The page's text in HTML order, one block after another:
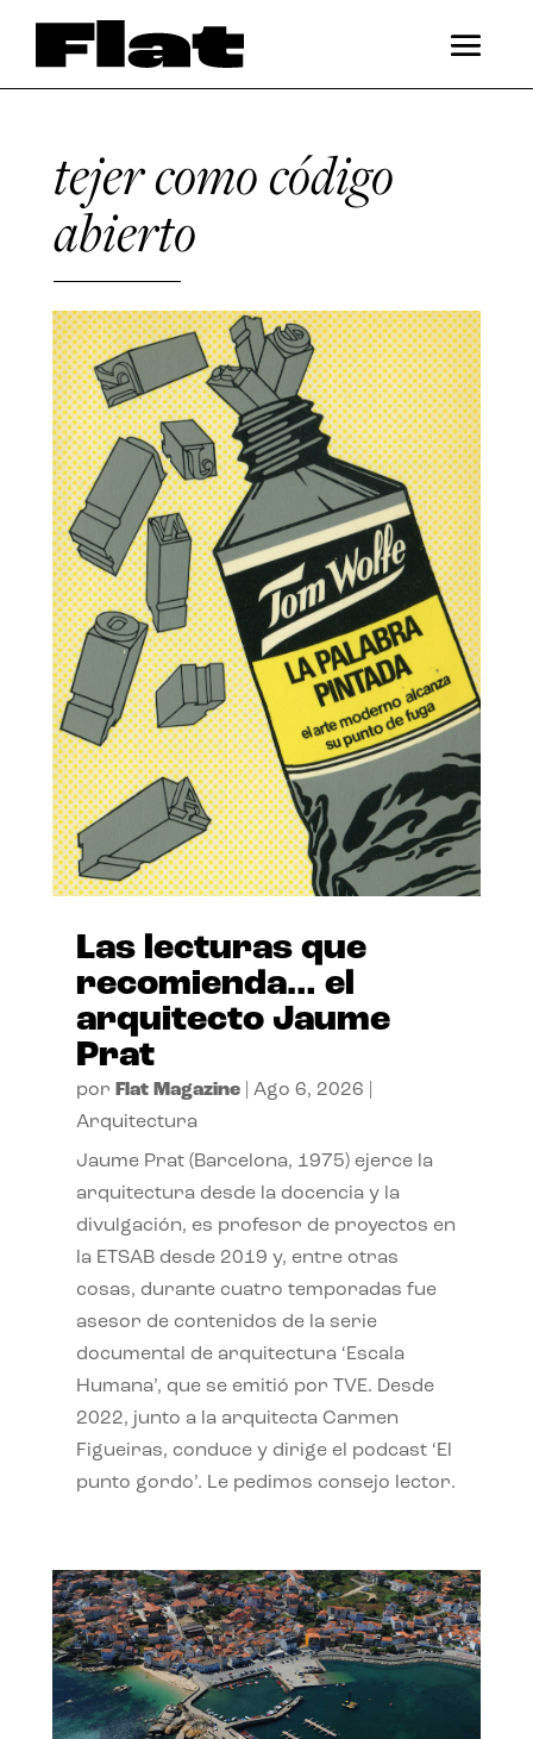
tejer como código
abierto
Las lecturas que
recomienda… el
arquitecto Jaume
Prat
por Flat Magazine| Ago 6, 2026
Arquitectura
Jaume Prat (Barcelona, 1975) ejerce la
arquitectura desde la docencia y la
divulgación, es profesor de proyectos en
la ETSAB desde 2019 y, entre otras
cosas, durante cuatro temporadas fue
asesor de contenidos de la serie
documental de arquitectura ‘Escala
Humana’, que se emitió por TVE. Desde
2022, junto a la arquitecta Carmen
Figueiras, conduce y dirige el podcast ‘El
punto gordo’. Le pedimos consejo lector.